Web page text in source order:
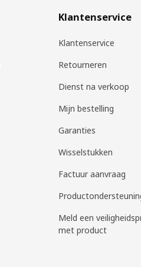
Klantenservice
Klantenservice
Retourneren
Dienst na verkoop
Mijn bestelling
Garanties
Wisselstukken
Factuur aanvraag
Meld een
met product